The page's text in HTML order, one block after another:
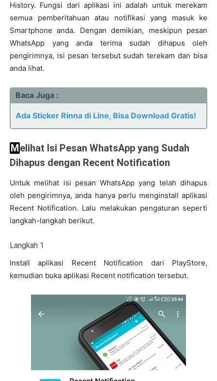
History. Fungsi dari aplikasi ini adalah untuk merekam
semua pemberitahuan atau notifikasi yang masuk ke
Smartphone anda. Dengan demikian, meskipun pesan
WhatsApp yang anda terima sudah dihapus oleh
pengirimnya, isi pesan tersebut sudah terekam dan bisa
anda lihat.
Baca Juga :
Ada Sticker Rinna di Line, Bisa Download Gratis!
Melihat Isi Pesan WhatsApp yang Sudah
Dihapus dengan Recent Notification
Untuk melihat isi pesan WhatsApp yang telah dihapus
oleh pengirimnya, anda hanya perlu menginstall aplikasi
Recent Notification. Lalu melakukan pengaturan seperti
langkah-langkah berikut.
Langkah 1
Install aplikasi Recent Notification dari PlayStore,
kemudian buka aplikasi Recent notification tersebut.